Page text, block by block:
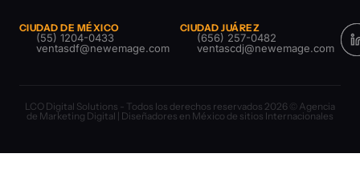
CIUDAD DE MÉXICO
(55) 1204-0433
ventasdf@newemage.com
CIUDAD JUÁREZ
(656) 257-0482
ventascdj@newemage.com
LCO Digital Solutions - Todos los derechos reservados 2026 © Agencia
de Marketing Digital | Diseñadores en México de sitios Internacionales